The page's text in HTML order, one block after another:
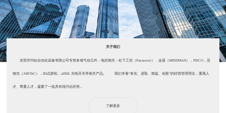
关于我们
东莞市均钛自动化设备有限公司专营各项气动元件，电控相关：松下工控（Panasonic），金器（MINDMAN），PISCO，亚
德克（AIRTAC），IEI点胶机，aZBIL 光电开关等相关产品。 我们本着“务实、进取、精益、创新”的经营管理理念，重视人
才、尊重人才，凝聚了一批具有现代化经营...
了解更多